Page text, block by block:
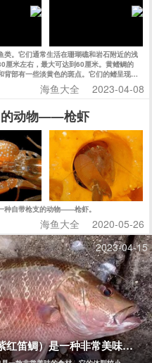
。它们通常生活在珊瑚礁和岩石附近的浅
厘米左右，最大可达到60厘米。黄鳍鲷的
部有一些淡黄色的斑点。它们的鳍呈现出
海鱼大全 2023-04-08
的动物——枪虾
种自带枪支的动物——枪虾。
海鱼大全
2020-05-26
2023-04-15
红笛鲷）是一种非常美味的鱼